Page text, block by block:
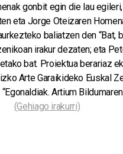
gonbit egin die lau
eta Jorge Oteizaren
baliatzen den “Bat,
irakur dezaten; eta
bat. Proiektua berariaz
Arte Garaikideko Euskal
Artium
(Gehiago irakurri)